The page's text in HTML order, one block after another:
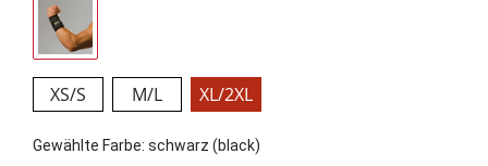
XS/S M/L XL/2XL
Gewählte Farbe: schwarz (black)